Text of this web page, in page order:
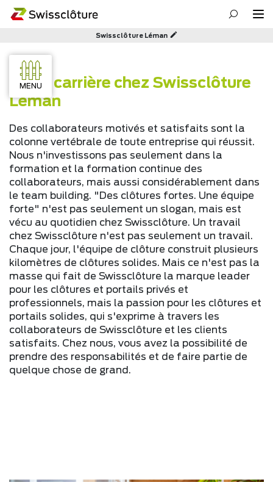
Swissclôture Léman
MENU
Votre carrière chez Swissclôture
Léman
Des collaborateurs motivés et satisfaits sont la
colonne vertébrale de toute entreprise qui réussit.
Nous n'investissons pas seulement dans la
formation et la formation continue des
collaborateurs, mais aussi considérablement dans
le team building. "Des clôtures fortes. Une équipe
forte" n'est pas seulement un slogan, mais est
vécu au quotidien chez Swissclôture. Un travail
chez Swissclôture n'est pas seulement un travail.
Chaque jour, l'équipe de clôture construit plusieurs
kilomètres de clôtures solides. Mais ce n'est pas la
masse qui fait de Swissclôture la marque leader
pour les clôtures et portails privés et
professionnels, mais la passion pour les clôtures et
portails solides, qui s'exprime à travers les
collaborateurs de Swissclôture et les clients
satisfaits. Chez nous, vous avez la possibilité de
prendre des responsabilités et de faire partie de
quelque chose de grand.